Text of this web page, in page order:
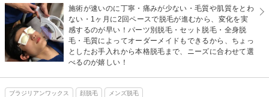
施術が速いのに丁寧・痛みが少ない・毛質や肌質をとわ
ない・1ヶ月に2回ペースで脱毛が進むから、変化を実
感するのが早い！パーツ別脱毛・セット脱毛・全身脱
毛・毛質によってオーダーメイドもできるから、ちょっ
としたお手入れから本格脱毛まで、ニーズに合わせて選
べるのが嬉しい！
ブラジリアンワックス 顔脱毛 メンズ脱毛